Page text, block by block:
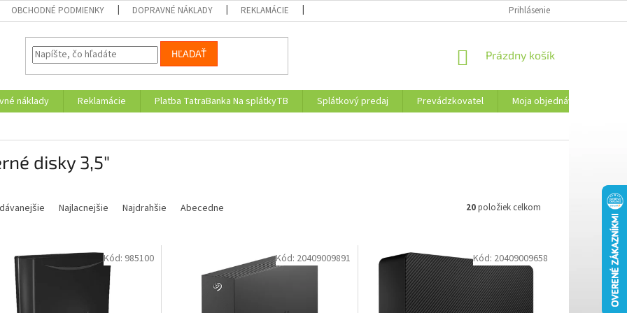
OBCHODNÉ PODMIENKY DOPRAVNÉ NÁKLADY REKLAMÁCIE MOJA OBJEDNÁVKA
Prihlásenie
HĽADAŤ
NÁKUPNÝ
Prázdny košík
náklady Reklamácie Platba TatraBanka Na splátkyTB Splátkový predaj Prevádzkovatel Moja objednávka
disky 3,5"
Najlacnejšie Najdrahšie Abecedne 20položiek celkom
Kód: 985100 Kód: 20409009891 Kód: 20409009658